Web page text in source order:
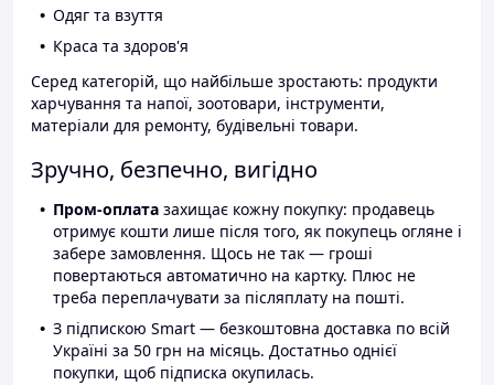
Одяг та взуття
Краса та здоров'я
Серед категорій, що найбільше зростають: продукти
харчування та напої, зоотовари, інструменти,
матеріали для ремонту, будівельні товари.
Зручно, безпечно, вигідно
Пром-оплата захищає кожну покупку: продавець
отримує кошти лише після того, як покупець огляне і
забере замовлення. Щось не так — гроші
повертаються автоматично на картку. Плюс не
треба переплачувати за післяплату на пошті.
З підпискою Smart — безкоштовна доставка по всій
Україні за 50 грн на місяць. Достатньо однієї
покупки, щоб підписка окупилась.